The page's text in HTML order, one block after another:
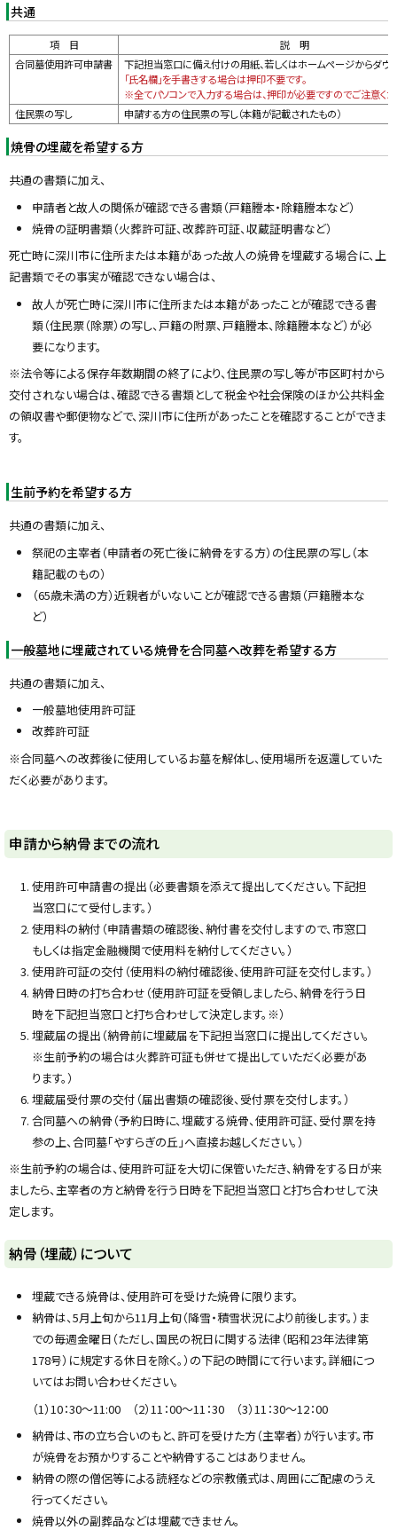
プ
に
戻
る
共通
項 目
説 明
合同墓使用許可申請書
下記担当窓口に備え付けの用紙、若しくはホームページからダウン
「氏名欄」を手書きする場合は押印不要です。
※全てパソコンで入力する場合は、押印が必要ですのでご注意くだ
住民票の写し
申請する方の住民票の写し（本籍が記載されたもの）
焼骨の埋蔵を希望する方
共通の書類に加え、
申請者と故人の関係が確認できる書類（戸籍謄本・除籍謄本など）
焼骨の証明書類（火葬許可証、改葬許可証、収蔵証明書など）
死亡時に深川市に住所または本籍があった故人の焼骨を埋蔵する場合に、上
記書類でその事実が確認できない場合は、
故人が死亡時に深川市に住所または本籍があったことが確認できる書
類（住民票（除票）の写し、戸籍の附票、戸籍謄本、除籍謄本など）が必
要になります。
※法令等による保存年数期間の終了により、住民票の写し等が市区町村から
交付されない場合は、確認できる書類として税金や社会保険のほか公共料金
の領収書や郵便物などで、深川市に住所があったことを確認することができま
す。
生前予約を希望する方
共通の書類に加え、
祭祀の主宰者（申請者の死亡後に納骨をする方）の住民票の写し（本
籍記載のもの）
（65歳未満の方）近親者がいないことが確認できる書類（戸籍謄本な
ど）
一般墓地に埋蔵されている焼骨を合同墓へ改葬を希望する方
共通の書類に加え、
一般墓地使用許可証
改葬許可証
※合同墓への改葬後に使用しているお墓を解体し、使用場所を返還していた
だく必要があります。
ト
ッ
申請から納骨までの流れ
使用許可申請書の提出（必要書類を添えて提出してください。下記担
当窓口にて受付します。）
使用料の納付（申請書類の確認後、納付書を交付しますので、市窓口
もしくは指定金融機関で使用料を納付してください。）
使用許可証の交付（使用料の納付確認後、使用許可証を交付します。）
納骨日時の打ち合わせ（使用許可証を受領しましたら、納骨を行う日
時を下記担当窓口と打ち合わせして決定します。※）
埋蔵届の提出（納骨前に埋蔵届を下記担当窓口に提出してください。
※生前予約の場合は火葬許可証も併せて提出していただく必要があ
ります。）
埋蔵届受付票の交付（届出書類の確認後、受付票を交付します。）
合同墓への納骨（予約日時に、埋蔵する焼骨、使用許可証、受付票を持
参の上、合同墓「やすらぎの丘」へ直接お越しください。）
※生前予約の場合は、使用許可証を大切に保管いただき、納骨をする日が来
ましたら、主宰者の方と納骨を行う日時を下記担当窓口と打ち合わせして決
定します。
ト
ッ
プ
に
納骨（埋蔵）について
埋蔵できる焼骨は、使用許可を受けた焼骨に限ります。
納骨は、5月上旬から11月上旬（降雪・積雪状況により前後します。）ま
での毎週金曜日（ただし、国民の祝日に関する法律（昭和23年法律第
178号）に規定する休日を除く。）の下記の時間にて行います。詳細につ
いてはお問い合わせください。
（1）10：30～11:00 （2）11：00～11：30 （3）11：30～12：00
納骨は、市の立ち合いのもと、許可を受けた方（主宰者）が行います。市
が焼骨をお預かりすることや納骨することはありません。
納骨の際の僧侶等による読経などの宗教儀式は、周囲にご配慮のうえ
行ってください。
焼骨以外の副葬品などは埋蔵できません。